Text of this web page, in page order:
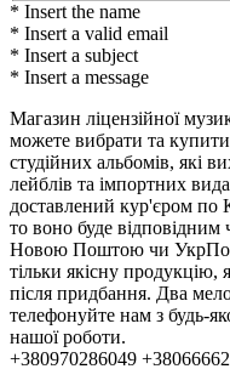
* Insert the name
* Insert a valid email
* Insert a subject
* Insert a message
Магазин ліцензійної
можете вибрати та купити
студійних альбомів, які
лейблів та імпортних
доставлений кур'єром по
то воно буде відповідним
Новою Поштою чи
тільки якісну продукцію,
після придбання. Два
телефонуйте нам з будь-
нашої роботи.
+380970286049